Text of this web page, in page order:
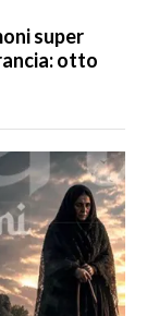
super
otto